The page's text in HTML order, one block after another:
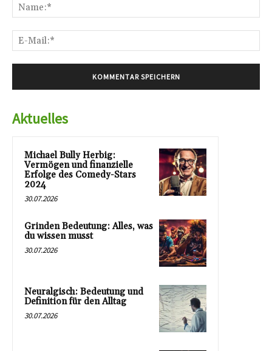
Aktuelles
Michael Bully Herbig:
Vermögen und finanzielle
Erfolge des Comedy-Stars
2024
30.07.2026
Grinden Bedeutung: Alles, was
du wissen musst
30.07.2026
Neuralgisch: Bedeutung und
Definition für den Alltag
30.07.2026